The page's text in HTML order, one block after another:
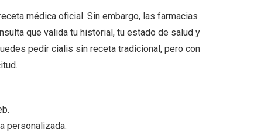
médica oficial. Sin embargo, las farmacias
que valida tu historial, tu estado de salud y
pedir cialis sin receta tradicional, pero con
personalizada.